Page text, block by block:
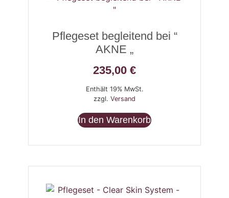
Pflegeset begleitend bei “
AKNE „
235,00 €
Enthält 19% MwSt.
zzgl. Versand
In den Warenkorb